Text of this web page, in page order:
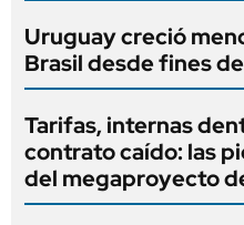
Uruguay creció
Brasil desde fines
Tarifas, internas
contrato caído: las
del megaproyecto